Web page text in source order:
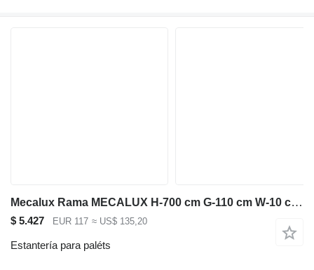
Mecalux Rama MECALUX H-700 cm G-110 cm W-10 cm niebieski używana
$ 5.427 EUR 117 ≈ US$ 135,20
Estantería para paléts